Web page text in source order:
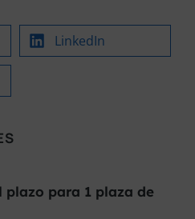
LinkedIn
plazo para 1 plaza de